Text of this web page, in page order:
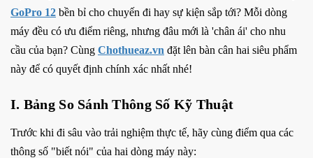
GoPro 12 bền bỉ cho chuyến đi hay sự kiện sắp tới? Mỗi dòng
máy đều có ưu điểm riêng, nhưng đâu mới là 'chân ái' cho nhu
cầu của bạn? Cùng Chothueaz.vn đặt lên bàn cân hai siêu phẩm
này để có quyết định chính xác nhất nhé!
I. Bảng So Sánh Thông Số Kỹ Thuật
Trước khi đi sâu vào trải nghiệm thực tế, hãy cùng điểm qua các
thông số "biết nói" của hai dòng máy này: